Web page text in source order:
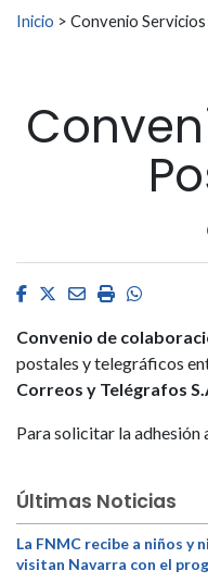
Buscar:
Inicio > Convenio
Facebook
Twitter
EmailImprimirWhatsapp
Convenio de
postales y telegráficos
Correos y Telégrafos
Para solicitar la adhesión
Últimas Noticias
La FNMC recibe a niños y
visitan Navarra con el